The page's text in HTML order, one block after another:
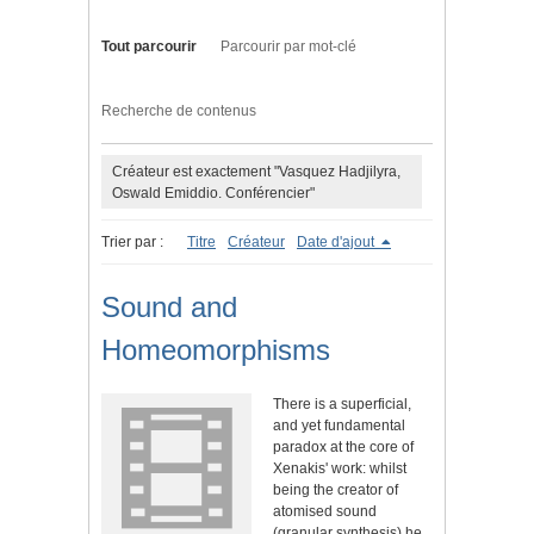
Tout parcourir Parcourir par mot-clé
Recherche de contenus
Créateur est exactement "Vasquez Hadjilyra,
Oswald Emiddio. Conférencier"
Trier par : Titre Créateur Date d'ajout
Sound and
Homeomorphisms
There is a superficial,
and yet fundamental
paradox at the core of
Xenakis' work: whilst
being the creator of
atomised sound